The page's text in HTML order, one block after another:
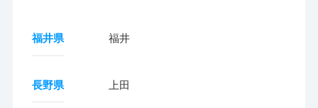
福井県 福井
長野県 上田